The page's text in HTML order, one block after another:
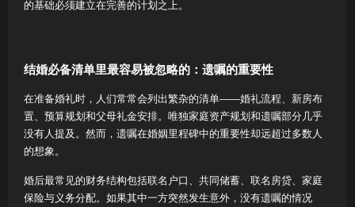
的基础必须建立在完善的计划之上。
结婚必备清单里最容易被忽略的：遗嘱的重要性
在准备婚礼时，人们常常会列出繁杂的清单——婚礼流程、新房布
置、预算规划和父母礼金安排。唯独家庭资产规划和遗嘱部分几乎
没有人提及。然而，遗嘱在婚姻里程碑中的重要性却远超过多数人
的想象。
婚后最常见的财务结构包括联名户口、共同储蓄、联名房贷、家庭
保险与义务分配。如果其中一方突然发生意外，没有遗嘱的情况